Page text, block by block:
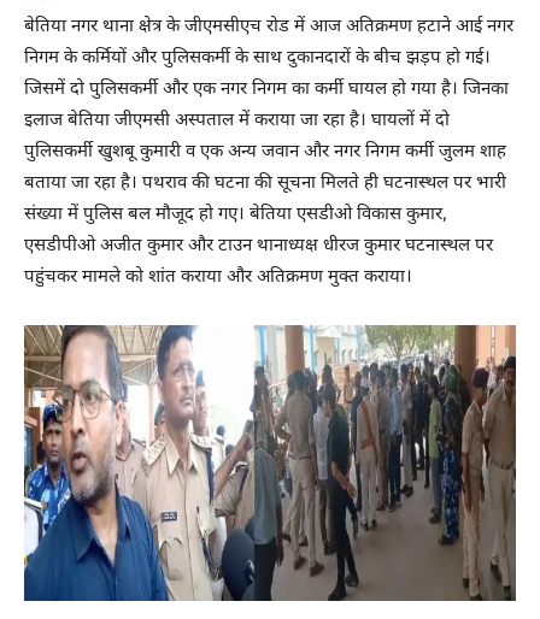
बेतिया नगर थाना क्षेत्र के जीएमसीएच रोड में आज अतिक्रमण हटाने आई नगर
निगम के कर्मियों और पुलिसकर्मी के साथ दुकानदारों के बीच झड़प हो गई।
जिसमें दो पुलिसकर्मी और एक नगर निगम का कर्मी घायल हो गया है। जिनका
इलाज बेतिया जीएमसी अस्पताल में कराया जा रहा है। घायलों में दो
पुलिसकर्मी खुशबू कुमारी व एक अन्य जवान और नगर निगम कर्मी जुलम शाह
बताया जा रहा है। पथराव की घटना की सूचना मिलते ही घटनास्थल पर भारी
संख्या में पुलिस बल मौजूद हो गए। बेतिया एसडीओ विकास कुमार,
एसडीपीओ अजीत कुमार और टाउन थानाध्यक्ष धीरज कुमार घटनास्थल पर
पहुंचकर मामले को शांत कराया और अतिक्रमण मुक्त कराया।